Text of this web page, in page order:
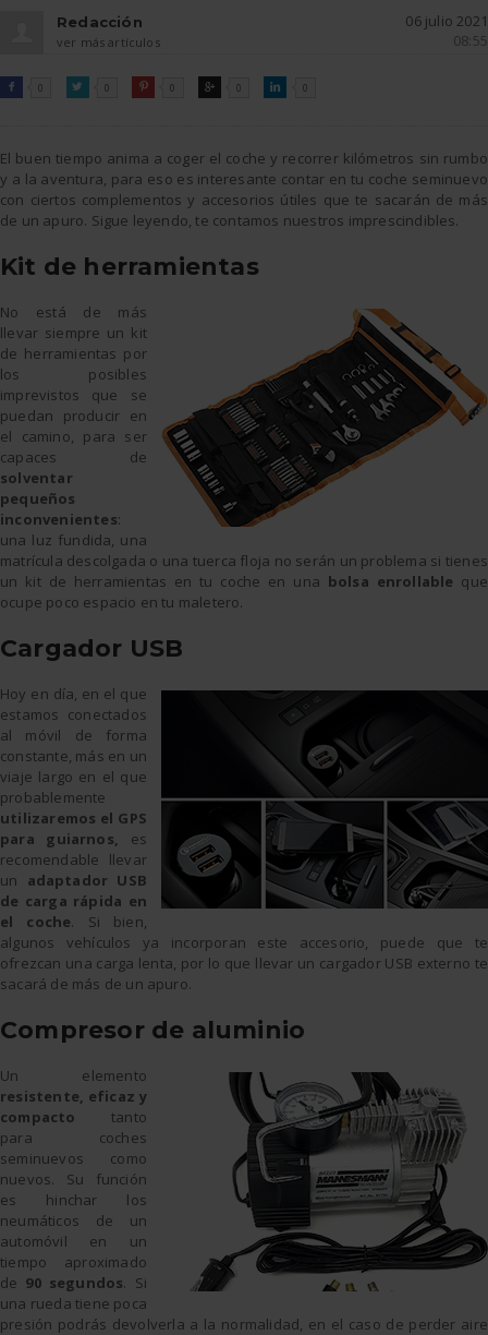
Redacción
ver más artículos
06 julio 2021
08:55

FACEBOOK
0 
TWITTER0 
PINTEREST
0 
GOOGLE0 
LINKEDIN
0
El buen tiempo anima a coger el coche y recorrer kilómetros sin rumbo
y a la aventura, para eso es interesante contar en tu coche seminuevo
con ciertos complementos y accesorios útiles que te sacarán de más
de un apuro. Sigue leyendo, te contamos nuestros imprescindibles.
Kit de herramientas
No está de más
llevar siempre un kit
de herramientas por
los posibles
imprevistos que se
puedan producir en
el camino, para ser
capaces de
solventar
pequeños
inconvenientes:
una luz fundida, una
matrícula descolgada o una tuerca floja no serán un problema si tienes
un kit de herramientas en tu coche en una bolsa enrollable que
ocupe poco espacio en tu maletero.
Cargador USB
Hoy en día, en el que
estamos conectados
al móvil de forma
constante, más en un
viaje largo en el que
probablemente
utilizaremos el GPS
para guiarnos, es
recomendable llevar
un adaptador USB
de carga rápida en
el coche. Si bien,
algunos vehículos ya incorporan este accesorio, puede que te
ofrezcan una carga lenta, por lo que llevar un cargador USB externo te
sacará de más de un apuro.
Compresor de aluminio
Un elemento
resistente, eficaz y
compacto tanto
para coches
seminuevos como
nuevos. Su función
es hinchar los
neumáticos de un
automóvil en un
tiempo aproximado
de 90 segundos. Si
una rueda tiene poca
presión podrás devolverla a la normalidad, en el caso de perder aire